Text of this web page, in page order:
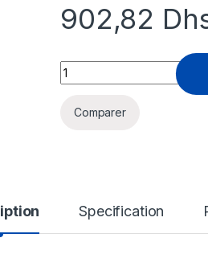
902,82
Falcon Data Protection -
Comparer
Specification